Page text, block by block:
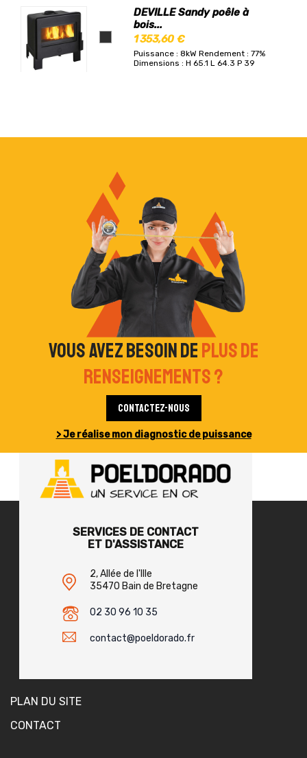
DEVILLE Sandy poêle à
bois...
1 353,60 €
Puissance : 8kW Rendement : 77%
Dimensions : H 65.1 L 64.3 P 39
Vous avez besoin deplus de
renseignements ?
Contactez-nous
> Je réalise mon diagnostic de puissance
SERVICES DE CONTACT
ET D'ASSISTANCE
2, Allée de l'Ille
35470 Bain de Bretagne
02 30 96 10 35
contact@poeldorado.fr
PLAN DU SITE
CONTACT